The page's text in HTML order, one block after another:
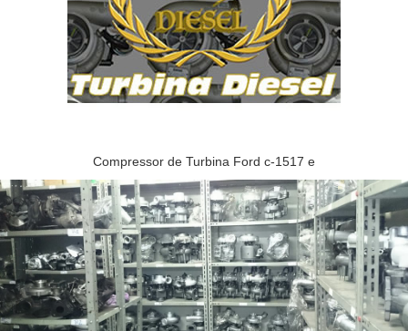
Compressor de Turbina Ford c-1517 e